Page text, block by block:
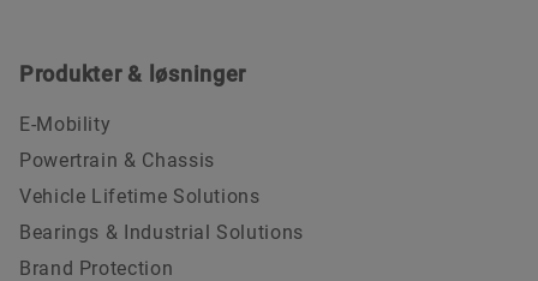
Produkter & løsninger
E-Mobility
Powertrain & Chassis
Vehicle Lifetime Solutions
Bearings & Industrial Solutions
Brand Protection